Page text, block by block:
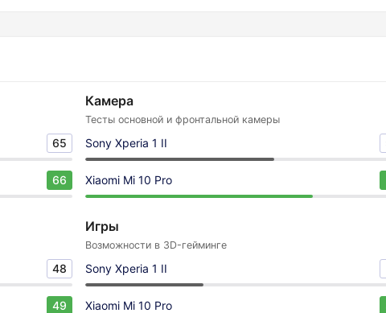
65
66
Камера
Тесты основной и фронтальной камеры
Sony Xperia 1 II
Xiaomi Mi 10 Pro
48
49
Игры
Возможности в 3D-гейминге
Sony Xperia 1 II
Xiaomi Mi 10 Pro